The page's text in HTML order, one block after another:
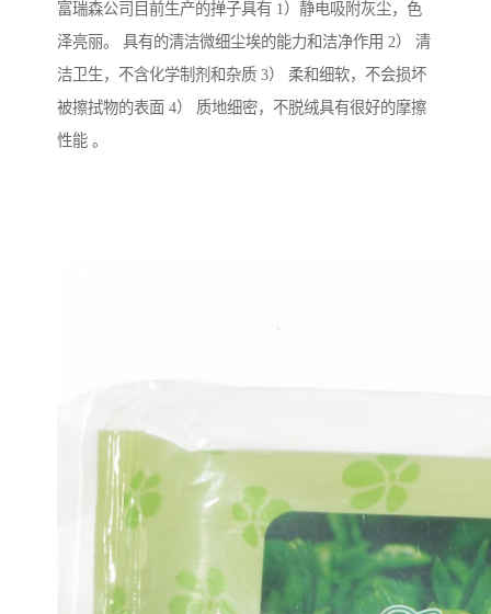
富瑞森公司目前生产的掸子具有 1）静电吸附灰尘，色
泽亮丽。 具有的清洁微细尘埃的能力和洁净作用 2） 清
洁卫生，不含化学制剂和杂质 3） 柔和细软，不会损坏
被擦拭物的表面 4） 质地细密，不脱绒具有很好的摩擦
性能 。